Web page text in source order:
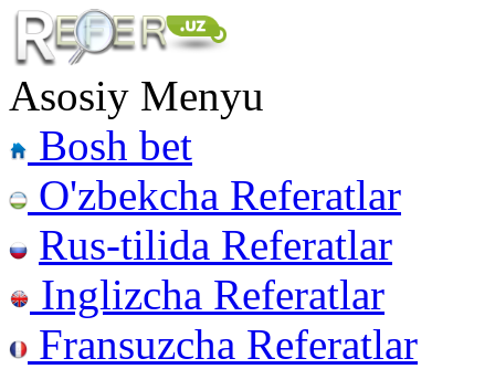
Asosiy Menyu
Bosh bet
O'zbekcha Referatlar
Rus-tilida Referatlar
Inglizcha Referatlar
Fransuzcha Referatlar